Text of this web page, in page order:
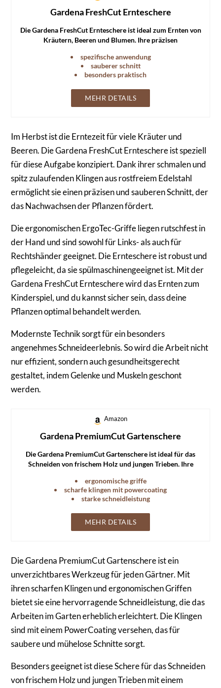
Gardena FreshCut Ernteschere
Die Gardena FreshCut Ernteschere ist ideal zum Ernten von
Kräutern, Beeren und Blumen. Ihre präzisen
spezifische anwendung
sauberer schnitt
besonders praktisch
MEHR DETAILS
Im Herbst ist die Erntezeit für viele Kräuter und
Beeren. Die Gardena FreshCut Ernteschere ist speziell
für diese Aufgabe konzipiert. Dank ihrer schmalen und
spitz zulaufenden Klingen aus rostfreiem Edelstahl
ermöglicht sie einen präzisen und sauberen Schnitt, der
das Nachwachsen der Pflanzen fördert.
Die ergonomischen ErgoTec-Griffe liegen rutschfest in
der Hand und sind sowohl für Links- als auch für
Rechtshänder geeignet. Die Ernteschere ist robust und
pflegeleicht, da sie spülmaschinengeeignet ist. Mit der
Gardena FreshCut Ernteschere wird das Ernten zum
Kinderspiel, und du kannst sicher sein, dass deine
Pflanzen optimal behandelt werden.
Modernste Technik sorgt für ein besonders
angenehmes Schneideerlebnis. So wird die Arbeit nicht
nur effizient, sondern auch gesundheitsgerecht
gestaltet, indem Gelenke und Muskeln geschont
werden.
Amazon
Gardena PremiumCut Gartenschere
Die Gardena PremiumCut Gartenschere ist ideal für das
Schneiden von frischem Holz und jungen Trieben. Ihre
ergonomische griffe
scharfe klingen mit powercoating
starke schneidleistung
MEHR DETAILS
Die Gardena PremiumCut Gartenschere ist ein
unverzichtbares Werkzeug für jeden Gärtner. Mit
ihren scharfen Klingen und ergonomischen Griffen
bietet sie eine hervorragende Schneidleistung, die das
Arbeiten im Garten erheblich erleichtert. Die Klingen
sind mit einem PowerCoating versehen, das für
saubere und mühelose Schnitte sorgt.
Besonders geeignet ist diese Schere für das Schneiden
von frischem Holz und jungen Trieben mit einem